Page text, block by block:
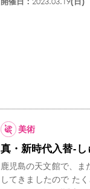
美術
真・新時代入替-
鹿児島の天文館で、
してきましたので た